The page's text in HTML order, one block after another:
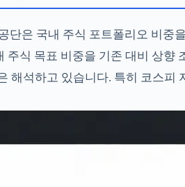
단은 국내 주식 포트폴리오 비
주식 목표 비중을 기존 대비 상향
해석하고 있습니다. 특히 코스